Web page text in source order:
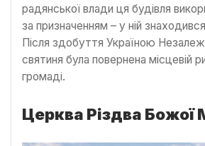
радянської влади ця будівля
за призначенням – у ній
Після здобуття Україною
святиня була повернена місцевій
громаді.
Церква Різдва Божої